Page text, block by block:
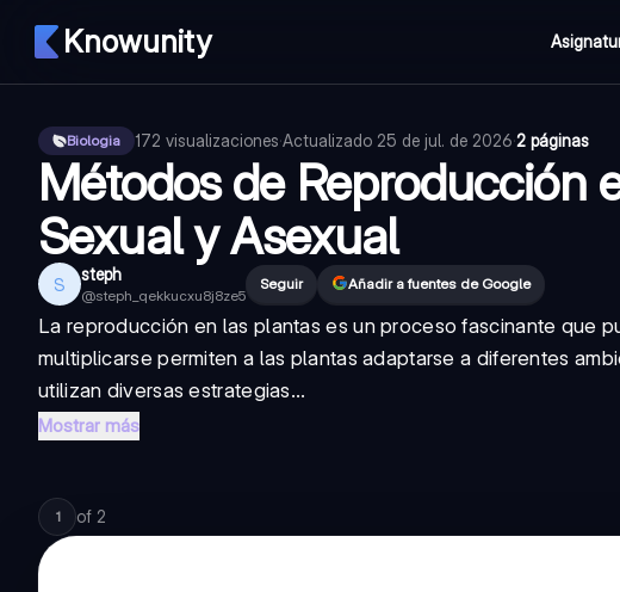
Knowunity
Biologia 172 visualizaciones·Actualizado 25 de jul. de 2026·2 páginas
Métodos de Reproducción
Sexual y Asexual
S steph
@steph_qekkucxu8j8ze5
Seguir Añadir a fuentes de Google
La reproducción en las plantas es un proceso fascinante que
multiplicarse permiten a las plantas adaptarse a diferentes
utilizan diversas estrategias...
Mostrar más
1 of 2